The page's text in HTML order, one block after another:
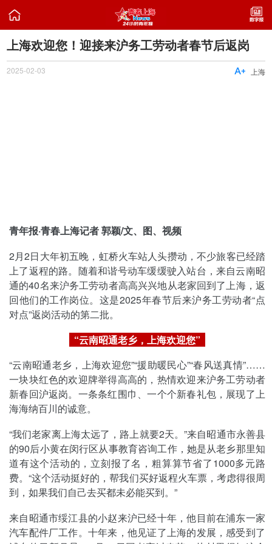

上海欢迎您！迎接来沪务工劳动者春节后返岗
2025-02-03 上海

青年报·青春上海记者 郭颖/文、图、视频
2月2日大年初五晚，虹桥火车站人头攒动，不少旅客已经踏
上了返程的路。随着和谐号动车缓缓驶入站台，来自云南昭
通的40名来沪务工劳动者高高兴兴地从老家回到了上海，返
回他们的工作岗位。这是2025年春节后来沪务工劳动者“点
对点”返岗活动的第二批。
“云南昭通老乡，上海欢迎您”
“云南昭通老乡，上海欢迎您”“援助暖民心”“春风送真情”……
一块块红色的欢迎牌举得高高的，热情欢迎来沪务工劳动者
新春回沪返岗。一条条红围巾、一个个新春礼包，展现了上
海海纳百川的诚意。
“我们老家离上海太远了，路上就要2天。”来自昭通市永善县
的90后小黄在闵行区从事教育咨询工作，她是从老乡那里知
道有这个活动的，立刻报了名，粗算算节省了1000多元路
费。“这个活动挺好的，帮我们买好返程火车票，考虑得很周
到，如果我们自己去买都未必能买到。”
来自昭通市绥江县的小赵来沪已经十年，他目前在浦东一家
汽车配件厂工作。十年来，他见证了上海的发展，感受到了